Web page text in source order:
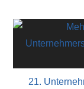
21.